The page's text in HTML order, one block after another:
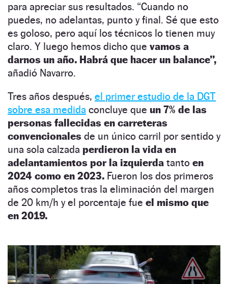
para apreciar sus resultados. “Cuando no
puedes, no adelantas, punto y final. Sé que esto
es goloso, pero aquí los técnicos lo tienen muy
claro. Y luego hemos dicho que vamos a
darnos un año. Habrá que hacer un balance”,
añadió Navarro.
Tres años después, el primer estudio de la DGT
sobre esa medida concluye que un 7% de las
personas fallecidas en carreteras
convencionales de un único carril por sentido y
una sola calzada perdieron la vida en
adelantamientos por la izquierda tanto en
2024 como en 2023. Fueron los dos primeros
años completos tras la eliminación del margen
de 20 km/h y el porcentaje fue el mismo que
en 2019.